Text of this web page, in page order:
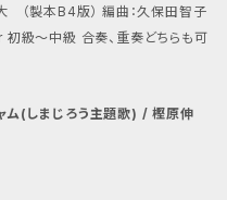
（製本B4版） 編曲：久保田智子
初級〜中級 合奏、重奏どちらも可
ム(しまじろう主題歌) / 樫原伸